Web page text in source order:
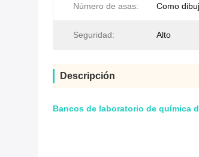
Número de asas: Como
Seguridad: Alto
Descripción
Bancos de laboratorio de química